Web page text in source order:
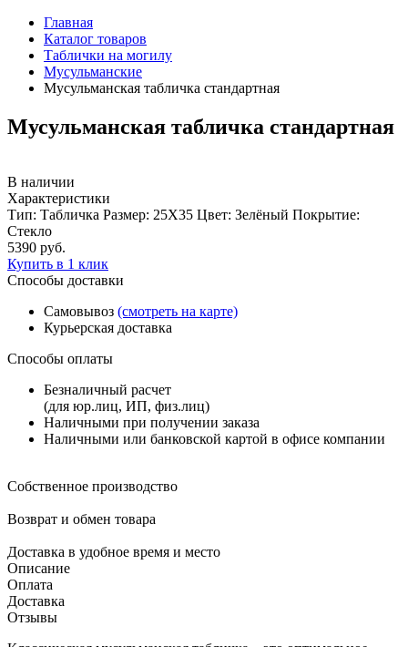
Главная
Каталог товаров
Таблички на могилу
Мусульманские
Мусульманская табличка стандартная
Мусульманская табличка стандартная
В наличии
Характеристики
Тип: Табличка Размер: 25Х35 Цвет: Зелёный Покрытие:
Стекло
5390 руб.
Купить в 1 клик
Способы доставки
Самовывоз (смотреть на карте)
Курьерская доставка
Способы оплаты
Безналичный расчет
(для юр.лиц, ИП, физ.лиц)
Наличными при получении заказа
Наличными или банковской картой в офисе компании
Собственное производство
Возврат и обмен товара
Доставка в удобное время и место
Описание
Оплата
Доставка
Отзывы